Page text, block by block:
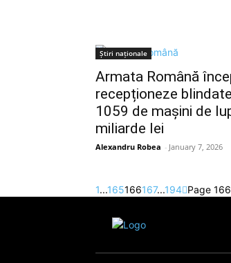
Știri naționale
Armata Română
recepționeze
1059 de mașini de
miliarde lei
Alexandru Robea - January 7, 2026
1...165166167...194 Page